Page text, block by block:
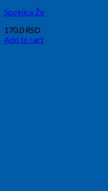
Spojnica Žir
170,0 RSD
Add to cart